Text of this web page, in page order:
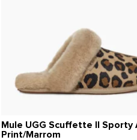
Mule UGG Scuffette II Sporty
Print/Marrom